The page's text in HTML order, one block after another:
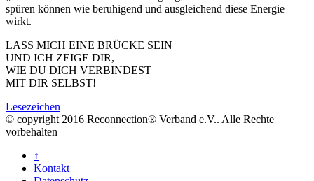
spüren können wie beruhigend und ausgleichend diese Energie
wirkt.
LASS MICH EINE BRÜCKE SEIN
UND ICH ZEIGE DIR,
WIE DU DICH VERBINDEST
MIT DIR SELBST!
Lesezeichen
© copyright 2016 Reconnection® Verband e.V.. Alle Rechte
vorbehalten
↑
Kontakt